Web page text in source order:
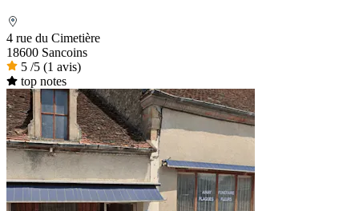
4 rue du Cimetière
18600 Sancoins
5 /5 (1 avis)
top notes